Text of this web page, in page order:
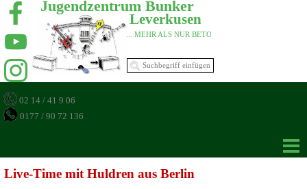
Jugendzentrum Bunker
... MEHR ALS NUR BETON
02 14 / 41 9 06
0177 / 90 72 136
Leverkusen
Live-Time mit Huldren aus Berlin